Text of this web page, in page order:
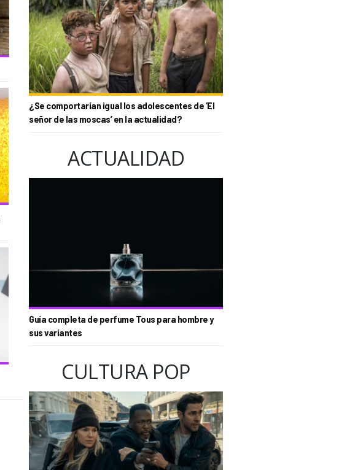
¿Se comportarían igual los adolescentes de ‘El
señor de las moscas’ en la actualidad?
ACTUALIDAD
Guía completa de perfume Tous para hombre y
sus variantes
CULTURA POP